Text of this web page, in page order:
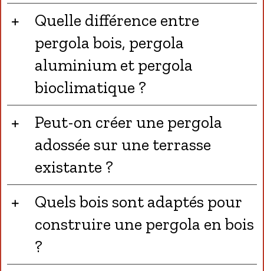
Quelle différence entre
pergola bois, pergola
aluminium et pergola
bioclimatique ?
Peut-on créer une pergola
adossée sur une terrasse
existante ?
Quels bois sont adaptés pour
construire une pergola en bois
?